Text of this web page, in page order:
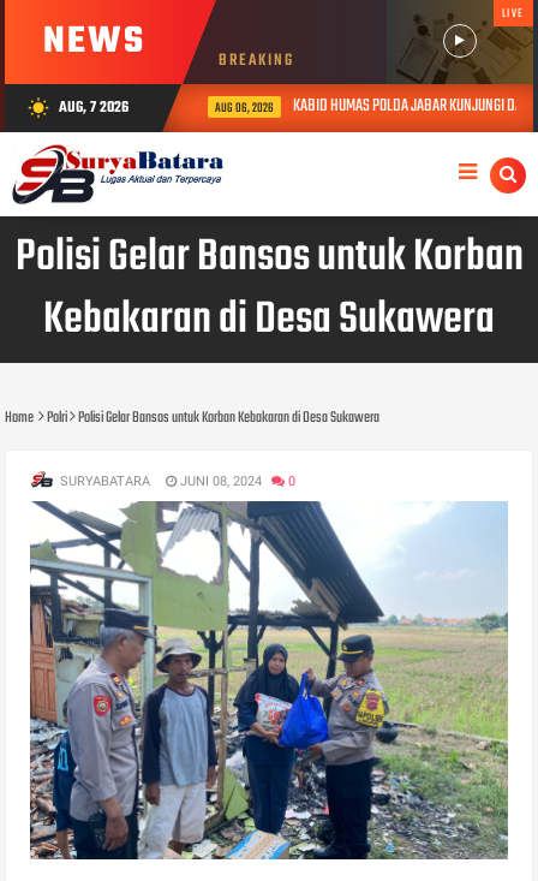
NEWS BREAKING
LIVE
wb_sunny AUG, 7 2026 AUG 06, 2026 KABID HUMAS POLDA JABAR KUNJUNGI DAN
Polisi Gelar Bansos untuk Korban
Kebakaran di Desa Sukawera
Home Polri Polisi Gelar Bansos untuk Korban Kebakaran di Desa Sukawera
SURYABATARA JUNI 08, 2024 0